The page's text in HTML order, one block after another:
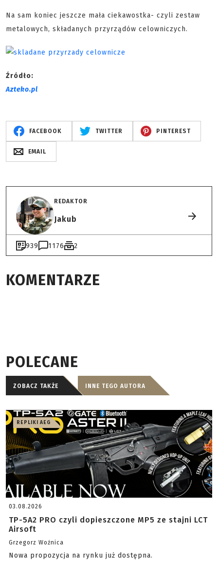
Na sam koniec jeszcze mała ciekawostka- czyli zestaw
metalowych, składanych przyrządów celowniczych.
Źródło:
Azteko.pl
FACEBOOK TWITTER PINTEREST
EMAIL
REDAKTOR
Jakub
939 1176 2
KOMENTARZE
POLECANE
ZOBACZ TAKŻE INNE TEGO AUTORA
REPLIKI AEG
03.08.2026
TP-5A2 PRO czyli dopieszczone MP5 ze stajni LCT
Airsoft
Grzegorz Woźnica
Nowa propozycja na rynku już dostępna.